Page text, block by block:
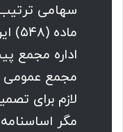
سهامی ترتیب
اداره مجمع
مجمع عمومی
لازم برای
مگر